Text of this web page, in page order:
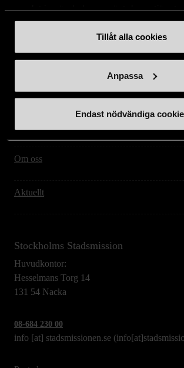
Tillåt alla cookies
Anpassa
Endast nödvändiga
Stöd oss
Hitta till oss
Om oss
Aktuellt
Stockholms Stadsmission
Huvudkontor:
Hesselmans Torg 14
131 54 Nacka
08-684 230 00
info [at] stadsmissionen.se